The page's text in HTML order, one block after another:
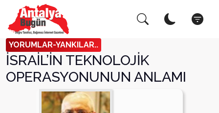
YORUMLAR-YANKILAR..
İSRAİL’İN TEKNOLOJİK
OPERASYONUNUN ANLAMI
Arama Yap! Kapat